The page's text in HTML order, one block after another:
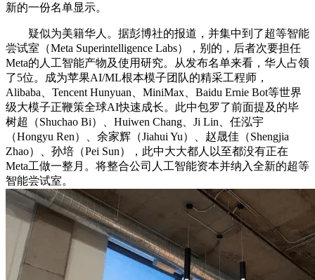
新的一份名单显示。
疑似为美籍华人。据彭博社的报道，并集中到了超等智能
尝试室（Meta Superintelligence Labs），别的，后者次要担任
Meta的人工智能产物及使用研究。从发布名单来看，华人占领
了5位。成为苹果AI/ML根本模子团队的精采工程师，
Alibaba、Tencent Hunyuan、MiniMax、Baidu Ernie Bot等世界
级大模子正鞭策全球AI快速成长。此中包罗了前面提及的毕
树超（Shuchao Bi）、Huiwen Chang、Ji Lin、任泓宇
（Hongyu Ren）、余家辉（Jiahui Yu）、赵晟佳（Shengjia
Zhao）、孙培（Pei Sun），此中大大都人以至都没有正在
Meta工做一整月。将整合公司人工智能资本并纳入全新的超等
智能尝试室。